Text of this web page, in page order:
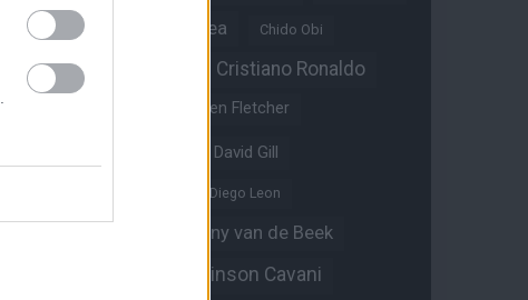
Casemiro Chelsea Chido Obi
Christian Eriksen Cristiano Ronaldo
Darren Fletcher
David Gill
Diego Leon
Donny van de Beek
Edinson Cavani